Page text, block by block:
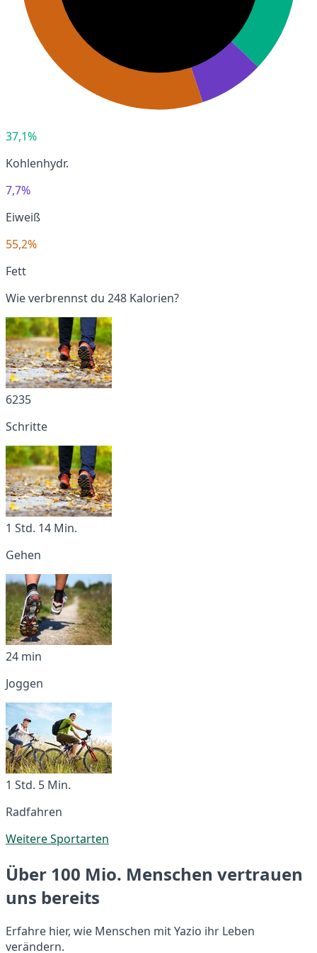
37,1%
Kohlenhydr.
7,7%
Eiweiß
55,2%
Fett
Wie verbrennst du 248 Kalorien?
6235
Schritte
1 Std. 14 Min.
Gehen
24 min
Joggen
1 Std. 5 Min.
Radfahren
Weitere Sportarten
Über 100 Mio. Menschen vertrauen
uns bereits
Erfahre hier, wie Menschen mit Yazio ihr Leben
verändern.